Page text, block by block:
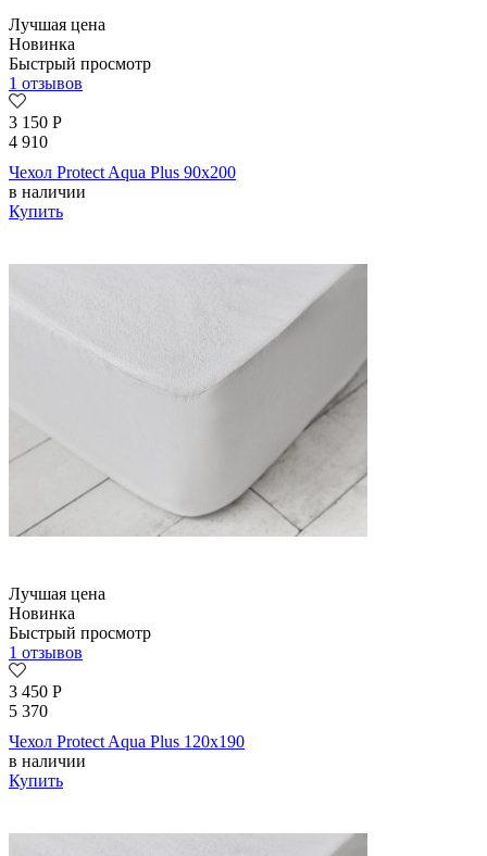
Лучшая цена
Новинка
Быстрый просмотр
1 отзывов
3 150 Р
4 910
Чехол Protect Aqua Plus 90х200
в наличии
Купить
Лучшая цена
Новинка
Быстрый просмотр
1 отзывов
3 450 Р
5 370
Чехол Protect Aqua Plus 120х190
в наличии
Купить